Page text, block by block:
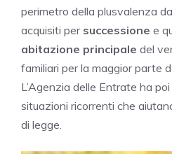
perimetro della plusvalenza
acquisiti per successione e
abitazione principale del
familiari per la maggior parte
L’Agenzia delle Entrate ha
situazioni ricorrenti che
di legge.